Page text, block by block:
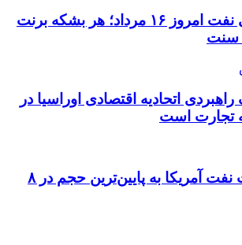
قیمت جهانی نفت امروز ۱۶ مرداد؛ هر بشکه برنت
اتحادیه اقتصادی اوراسیا در
تجارت است
افت صادرات نفت آمریکا به پایین‌ترین حجم در ۸